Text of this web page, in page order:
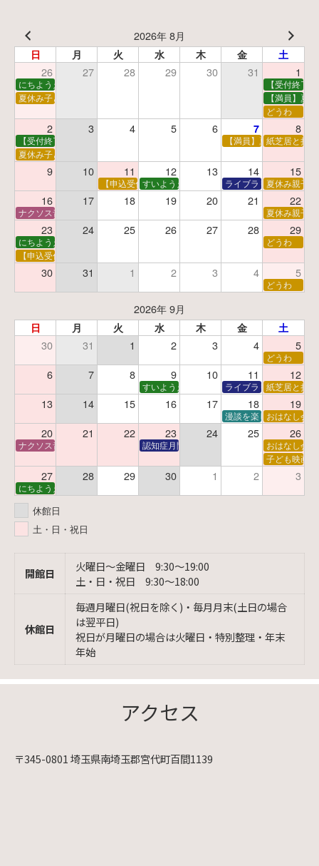
2026年 8月
日 月 火 水 木 金 土
26 27 28 29 30 31 1
にちようえほん
【受付終了
夏休み子ども映画会
【満員】夏
どうわ
2 3 4 5 6 7 8
【受付終了】親子で挑戦！調べ学習ワークショップ 【満員】夏休み科学あ
紙芝居と折
夏休み子ども平和映画会
9 10 11 12 13 14 15
【申込受付中】夏休みおはなし工作会
すいようえほん ライブラリーシアター
夏休み親子
16 17 18 19 20 21 22
ナクソス音楽会 第5回 NHK交響楽団創立100年 夏休み親子
23 24 25 26 27 28 29
にちようえほん
どうわ
【申込受付中】ゆうべのこわ～いおはなし会
30 31 1 2 3 4 5
どうわ
2026年 9月
日 月 火 水 木 金 土
30 31 1 2 3 4 5
どうわ
6 7 8 9 10 11 12
すいようえほん ライブラリーシアター
紙芝居と折
13 14 15 16 17 18 19
漫談を楽しむ会 ～漫談
おはなし会
20 21 22 23 24 25 26
ナクソス音楽会 第6回 宇宙を感じるクラシック認知症月間 特別映画会「調査屋マオさんの恋
おはなし会
子ども映画会
27 28 29 30 1 2 3
にちようえほん
休館日
土・日・祝日
開館日
火曜日〜金曜日 9:30〜19:00
土・日・祝日 9:30〜18:00
休館日
毎週月曜日(祝日を除く)・毎月月末(土日の場合
は翌平日)
祝日が月曜日の場合は火曜日・特別整理・年末
年始
アクセス
〒345-0801 埼玉県南埼玉郡宮代町百間1139